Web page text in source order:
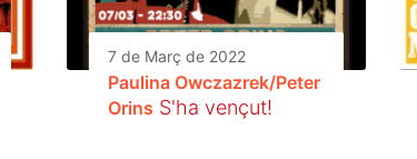
7 de Març de 2022
Paulina Owczazrek/Peter
Orins S'ha vençut!